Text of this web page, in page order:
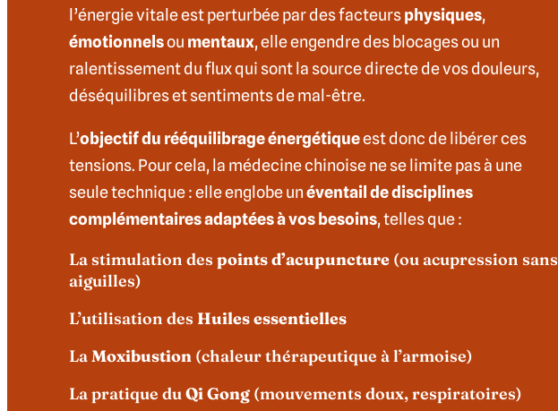
l’énergie vitale est perturbée par des facteursphysiques,
émotionnelsou mentaux, elle engendre des blocages ou un
ralentissement du flux qui sont la source directe de vos douleurs,
déséquilibres et sentiments de mal-être.
L’objectif du rééquilibrage énergétiqueest donc de libérer ces
tensions. Pour cela, la médecine chinoise ne se limite pas à une
seule technique : elle englobe unéventail de disciplines
complémentairesadaptées à vos besoins, telles que :
La stimulation des points d’acupuncture(ou acupression sans
aiguilles)
L’utilisation des Huiles essentielles
LaMoxibustion(chaleur thérapeutique à l’armoise)
La pratique duQi Gong(mouvements doux, respiratoires)